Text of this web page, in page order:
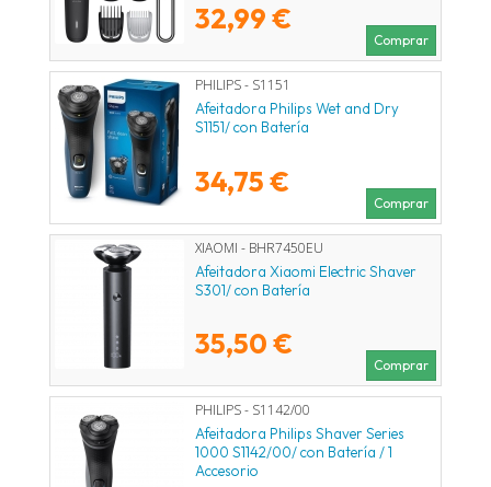
32,99 €
Comprar
PHILIPS - S1151
Afeitadora Philips Wet and Dry
S1151/ con Batería
34,75 €
Comprar
XIAOMI - BHR7450EU
Afeitadora Xiaomi Electric Shaver
S301/ con Batería
35,50 €
Comprar
PHILIPS - S1142/00
Afeitadora Philips Shaver Series
1000 S1142/00/ con Batería / 1
Accesorio